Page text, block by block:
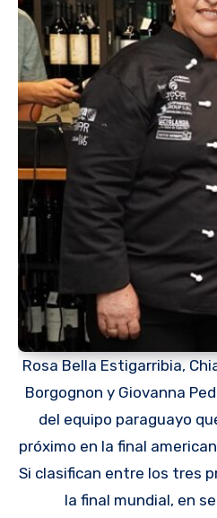
Rosa Bella Estigarribia,
Borgognon y Giovanna
del equipo paraguayo
próximo en la final
Si clasifican entre los tres
la final mundial, en